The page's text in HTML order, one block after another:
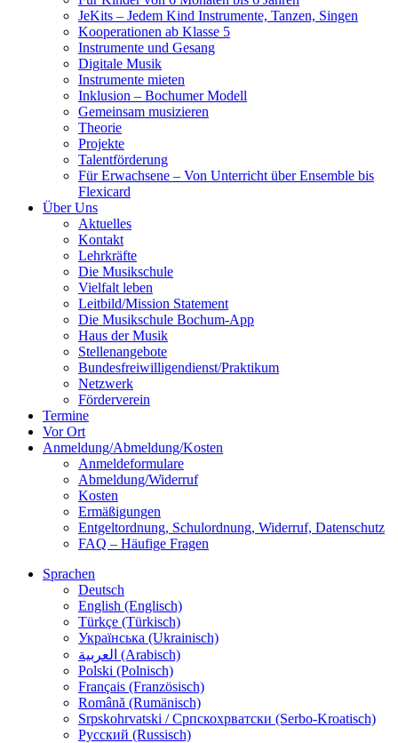
JeKits – Jedem Kind Instrumente, Tanzen, Singen
Kooperationen ab Klasse 5
Instrumente und Gesang
Digitale Musik
Instrumente mieten
Inklusion – Bochumer Modell
Gemeinsam musizieren
Theorie
Projekte
Talentförderung
Für Erwachsene – Von Unterricht über Ensemble bis
Flexicard
Über Uns
Aktuelles
Kontakt
Lehrkräfte
Die Musikschule
Vielfalt leben
Leitbild/Mission Statement
Die Musikschule Bochum-App
Haus der Musik
Stellenangebote
Bundesfreiwilligendienst/Praktikum
Netzwerk
Förderverein
Termine
Vor Ort
Anmeldung/Abmeldung/Kosten
Anmeldeformulare
Abmeldung/Widerruf
Kosten
Ermäßigungen
Entgeltordnung, Schulordnung, Widerruf, Datenschutz
FAQ – Häufige Fragen
Sprachen
Deutsch
English (Englisch)
Türkçe (Türkisch)
Українська (Ukrainisch)
العربية (Arabisch)
Polski (Polnisch)
Français (Französisch)
Română (Rumänisch)
Srpskohrvatski / Српскохрватски (Serbo-Kroatisch)
Русский (Russisch)